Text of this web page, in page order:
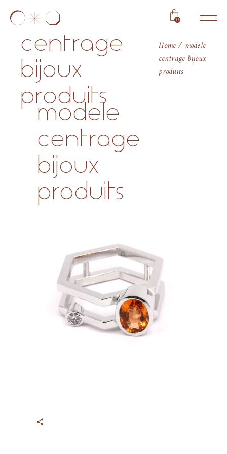
0
modele
centrage
bijoux
produits
Home
modele
centrage bijoux
produits
modele
centrage
bijoux
produits